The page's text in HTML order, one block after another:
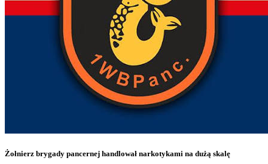
Żołnierz brygady pancernej handlował narkotykami na dużą skalę